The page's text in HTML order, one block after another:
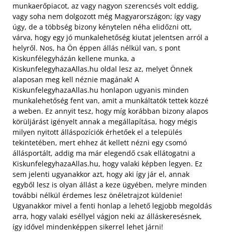
munkaerőpiacot, az vagy nagyon szerencsés volt eddig,
vagy soha nem dolgozott még Magyarországon; így vagy
úgy, de a többség bizony kénytelen néha elidőzni ott,
várva, hogy egy jó munkalehetőség kiutat jelentsen arról a
helyről. Nos, ha Ön éppen állás nélkül van, s pont
Kiskunfélegyházán kellene munka, a
KiskunfelegyhazaAllas.hu oldal lesz az, melyet Önnek
alaposan meg kell néznie magának! A
KiskunfelegyhazaAllas.hu honlapon ugyanis minden
munkalehetőség fent van, amit a munkáltatók tettek közzé
a weben. Ez annyit tesz, hogy míg korábban bizony alapos
körüljárást igényelt annak a megállapítása, hogy mégis
milyen nyitott álláspozíciók érhetőek el a település
tekintetében, mert ehhez át kellett nézni egy csomó
állásportált, addig ma már elegendő csak ellátogatni a
KiskunfelegyhazaAllas.hu, hogy valaki képben legyen. Ez
sem jelenti ugyanakkor azt, hogy aki így jár el, annak
egyből lesz is olyan állást a keze ügyében, melyre minden
további nélkül érdemes lesz önéletrajzot küldenie!
Ugyanakkor mivel a fenti honlap a lehető legjobb megoldás
arra, hogy valaki eséllyel vágjon neki az álláskeresésnek,
így idővel mindenképpen sikerrel lehet járni!